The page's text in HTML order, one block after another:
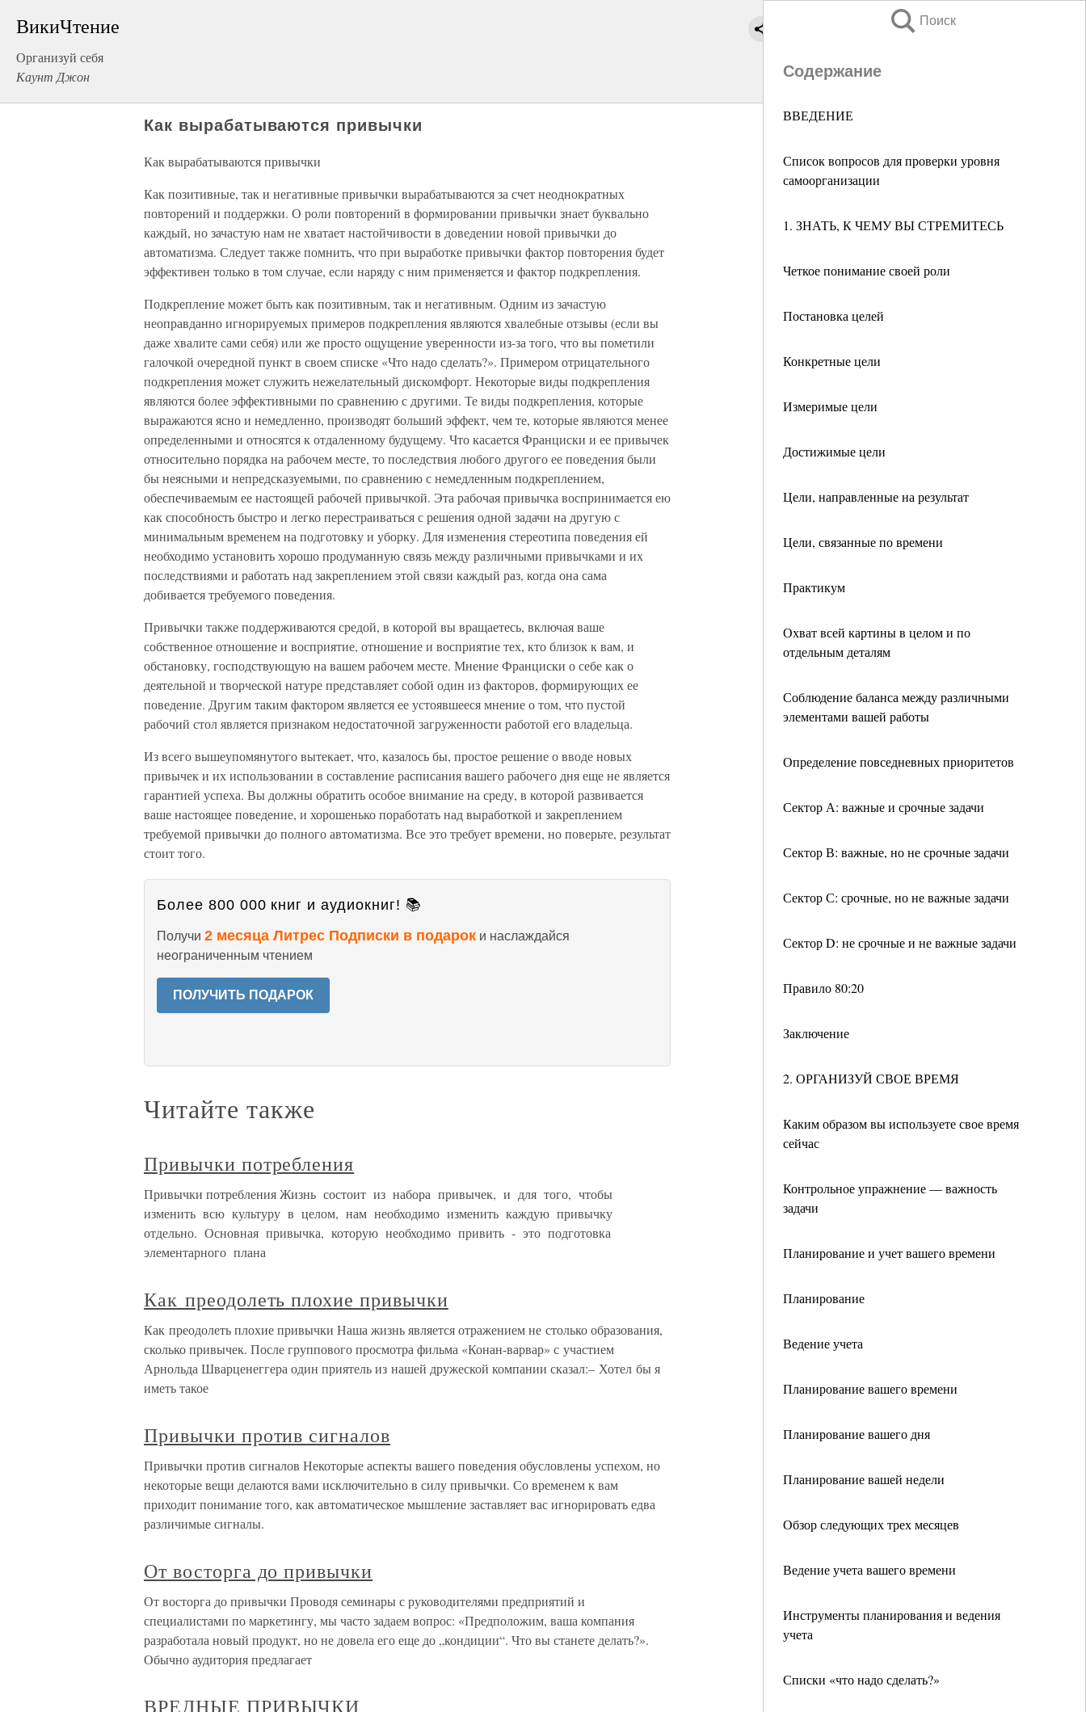
ВикиЧтение
Организуй себя
Каунт Джон
Поиск
Содержание
ВВЕДЕНИЕ
Список вопросов для проверки уровня
самоорганизации
1. ЗНАТЬ, К ЧЕМУ ВЫ СТРЕМИТЕСЬ
Четкое понимание своей роли
Постановка целей
Конкретные цели
Измеримые цели
Достижимые цели
Цели, направленные на результат
Цели, связанные по времени
Практикум
Охват всей картины в целом и по
отдельным деталям
Соблюдение баланса между различными
элементами вашей работы
Определение повседневных приоритетов
Сектор А: важные и срочные задачи
Сектор В: важные, но не срочные задачи
Сектор С: срочные, но не важные задачи
Сектор D: не срочные и не важные задачи
Правило 80:20
Заключение
2. ОРГАНИЗУЙ СВОЕ ВРЕМЯ
Каким образом вы используете свое время
сейчас
Контрольное упражнение — важность
задачи
Планирование и учет вашего времени
Планирование
Ведение учета
Планирование вашего времени
Планирование вашего дня
Планирование вашей недели
Обзор следующих трех месяцев
Ведение учета вашего времени
Инструменты планирования и ведения
учета
Списки «что надо сделать?»
Как вырабатываются привычки
Как вырабатываются привычки
Как позитивные, так и негативные привычки вырабатываются за счет неоднократных
повторений и поддержки. О роли повторений в формировании привычки знает буквально
каждый, но зачастую нам не хватает настойчивости в доведении новой привычки до
автоматизма. Следует также помнить, что при выработке привычки фактор повторения будет
эффективен только в том случае, если наряду с ним применяется и фактор подкрепления.
Подкрепление может быть как позитивным, так и негативным. Одним из зачастую
неоправданно игнорируемых примеров подкрепления являются хвалебные отзывы (если вы
даже хвалите сами себя) или же просто ощущение уверенности из-за того, что вы пометили
галочкой очередной пункт в своем списке «Что надо сделать?». Примером отрицательного
подкрепления может служить нежелательный дискомфорт. Некоторые виды подкрепления
являются более эффективными по сравнению с другими. Те виды подкрепления, которые
выражаются ясно и немедленно, производят больший эффект, чем те, которые являются менее
определенными и относятся к отдаленному будущему. Что касается Франциски и ее привычек
относительно порядка на рабочем месте, то последствия любого другого ее поведения были
бы неясными и непредсказуемыми, по сравнению с немедленным подкреплением,
обеспечиваемым ее настоящей рабочей привычкой. Эта рабочая привычка воспринимается ею
как способность быстро и легко перестраиваться с решения одной задачи на другую с
минимальным временем на подготовку и уборку. Для изменения стереотипа поведения ей
необходимо установить хорошо продуманную связь между различными привычками и их
последствиями и работать над закреплением этой связи каждый раз, когда она сама
добивается требуемого поведения.
Привычки также поддерживаются средой, в которой вы вращаетесь, включая ваше
собственное отношение и восприятие, отношение и восприятие тех, кто близок к вам, и
обстановку, господствующую на вашем рабочем месте. Мнение Франциски о себе как о
деятельной и творческой натуре представляет собой один из факторов, формирующих ее
поведение. Другим таким фактором является ее устоявшееся мнение о том, что пустой
рабочий стол является признаком недостаточной загруженности работой его владельца.
Из всего вышеупомянутого вытекает, что, казалось бы, простое решение о вводе новых
привычек и их использовании в составление расписания вашего рабочего дня еще не является
гарантией успеха. Вы должны обратить особое внимание на среду, в которой развивается
ваше настоящее поведение, и хорошенько поработать над выработкой и закреплением
требуемой привычки до полного автоматизма. Все это требует времени, но поверьте, результат
стоит того.
Более 800 000 книг и аудиокниг! 📚
Получи 2 месяца Литрес Подписки в подарок и наслаждайся
неограниченным чтением
ПОЛУЧИТЬ ПОДАРОК
Читайте также
Привычки потребления
Привычки потребления Жизнь состоит из набора привычек, и для того, чтобы
изменить всю культуру в целом, нам необходимо изменить каждую привычку
отдельно. Основная привычка, которую необходимо привить - это подготовка
элементарного плана
Как преодолеть плохие привычки
Как преодолеть плохие привычки Наша жизнь является отражением не столько образования,
сколько привычек. После группового просмотра фильма «Конан-варвар» с участием
Арнольда Шварценеггера один приятель из нашей дружеской компании сказал:– Хотел бы я
иметь такое
Привычки против сигналов
Привычки против сигналов Некоторые аспекты вашего поведения обусловлены успехом, но
некоторые вещи делаются вами исключительно в силу привычки. Со временем к вам
приходит понимание того, как автоматическое мышление заставляет вас игнорировать едва
различимые сигналы.
От восторга до привычки
От восторга до привычки Проводя семинары с руководителями предприятий и
специалистами по маркетингу, мы часто задаем вопрос: «Предположим, ваша компания
разработала новый продукт, но не довела его еще до „кондиции“. Что вы станете делать?».
Обычно аудитория предлагает
ВРЕДНЫЕ ПРИВЫЧКИ